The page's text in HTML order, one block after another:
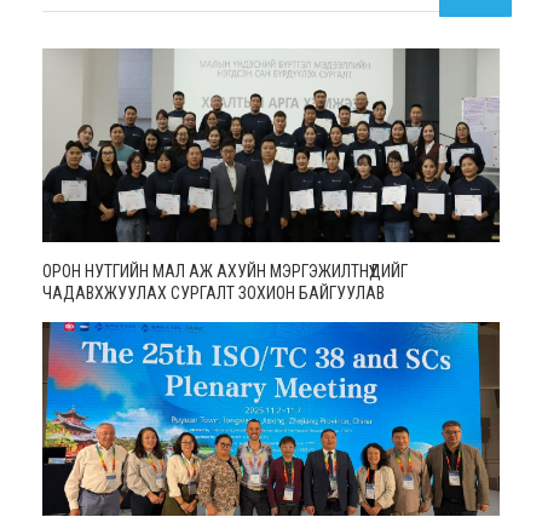
ОРОН НУТГИЙН МАЛ АЖ АХУЙН МЭРГЭЖИЛТНҮҮДИЙГ
ЧАДАВХЖУУЛАХ СУРГАЛТ ЗОХИОН БАЙГУУЛАВ